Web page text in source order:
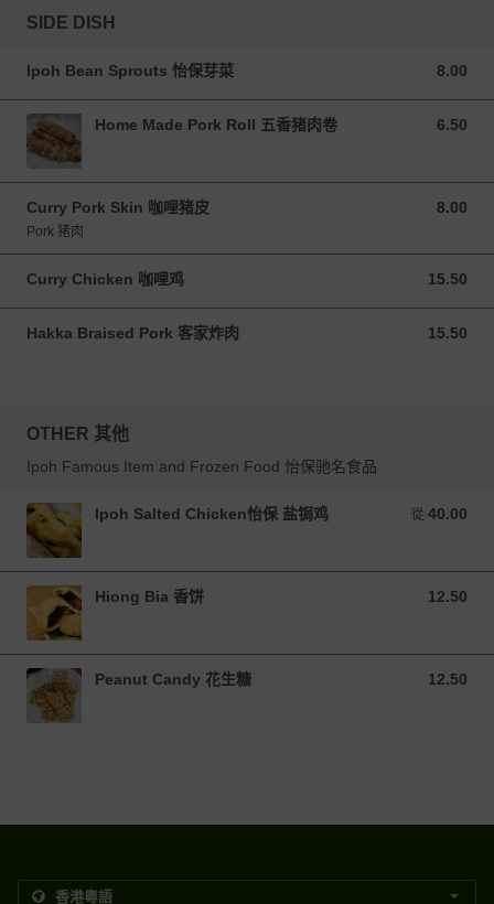
SIDE DISH
Ipoh Bean Sprouts 怡保芽菜 8.00
8.00 MYR
Home Made Pork Roll 五香猪肉卷 6.50
6.50 MYR
Curry Pork Skin 咖哩猪皮 8.00
8.00 MYR
Pork 猪肉
Curry Chicken 咖哩鸡 15.50
15.50 MYR
Hakka Braised Pork 客家炸肉 15.50
15.50 MYR
OTHER 其他
Ipoh Famous Item and Frozen Food 怡保驰名食品
Ipoh Salted Chicken怡保 盐锔鸡 從 40.00
從 40.00 MYR
Hiong Bia 香饼 12.50
12.50 MYR
Peanut Candy 花生糖 12.50
12.50 MYR